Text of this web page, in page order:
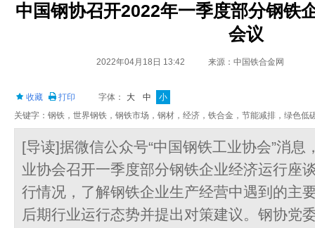
中国钢协召开2022年一季度部分钢铁
会议
2022年04月18日 13:42 来源：中国铁合金网
收藏 打印 字体： 大 中
小
关键字：钢铁，世界钢铁，钢铁市场，钢材，经济，铁合金，节能减排，绿色低
[导读]据微信公众号“中国钢铁工业协会”消
业协会召开一季度部分钢铁企业经济运行座
行情况，了解钢铁企业生产经营中遇到的主
后期行业运行态势并提出对策建议。钢协党